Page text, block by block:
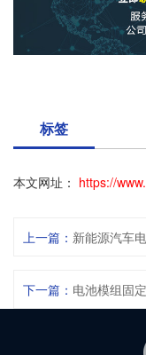
标签
本文网址： https://
上一篇：
下一篇：